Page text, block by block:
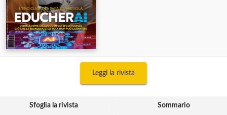
Leggi la rivista
Sfoglia la rivista Sommario